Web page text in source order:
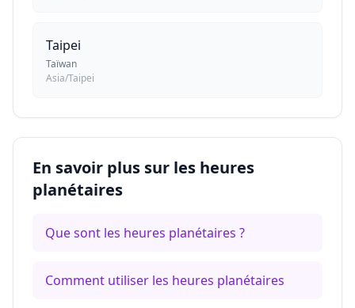
Taipei
Taïwan
Asia/Taipei
En savoir plus sur les heures
planétaires
Que sont les heures planétaires ?
Comment utiliser les heures planétaires